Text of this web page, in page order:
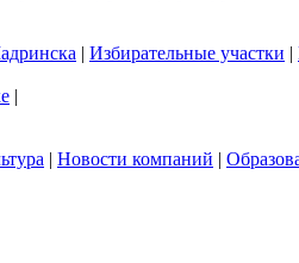
| Избирательные участки |
|
| Новости компаний |